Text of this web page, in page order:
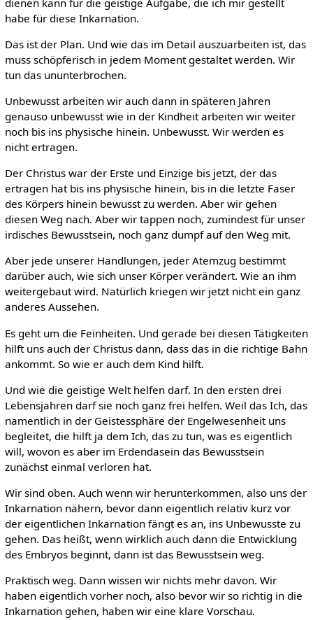
habe für diese Inkarnation.
Das ist der Plan. Und wie das im Detail auszuarbeiten ist, das
muss schöpferisch in jedem Moment gestaltet werden. Wir
tun das ununterbrochen.
Unbewusst arbeiten wir auch dann in späteren Jahren
genauso unbewusst wie in der Kindheit arbeiten wir weiter
noch bis ins physische hinein. Unbewusst. Wir werden es
nicht ertragen.
Der Christus war der Erste und Einzige bis jetzt, der das
ertragen hat bis ins physische hinein, bis in die letzte Faser
des Körpers hinein bewusst zu werden. Aber wir gehen
diesen Weg nach. Aber wir tappen noch, zumindest für unser
irdisches Bewusstsein, noch ganz dumpf auf den Weg mit.
Aber jede unserer Handlungen, jeder Atemzug bestimmt
darüber auch, wie sich unser Körper verändert. Wie an ihm
weitergebaut wird. Natürlich kriegen wir jetzt nicht ein ganz
anderes Aussehen.
Es geht um die Feinheiten. Und gerade bei diesen Tätigkeiten
hilft uns auch der Christus dann, dass das in die richtige Bahn
ankommt. So wie er auch dem Kind hilft.
Und wie die geistige Welt helfen darf. In den ersten drei
Lebensjahren darf sie noch ganz frei helfen. Weil das Ich, das
namentlich in der Geistessphäre der Engelwesenheit uns
begleitet, die hilft ja dem Ich, das zu tun, was es eigentlich
will, wovon es aber im Erdendasein das Bewusstsein
zunächst einmal verloren hat.
Wir sind oben. Auch wenn wir herunterkommen, also uns der
Inkarnation nähern, bevor dann eigentlich relativ kurz vor
der eigentlichen Inkarnation fängt es an, ins Unbewusste zu
gehen. Das heißt, wenn wirklich auch dann die Entwicklung
des Embryos beginnt, dann ist das Bewusstsein weg.
Praktisch weg. Dann wissen wir nichts mehr davon. Wir
haben eigentlich vorher noch, also bevor wir so richtig in die
Inkarnation gehen, haben wir eine klare Vorschau.